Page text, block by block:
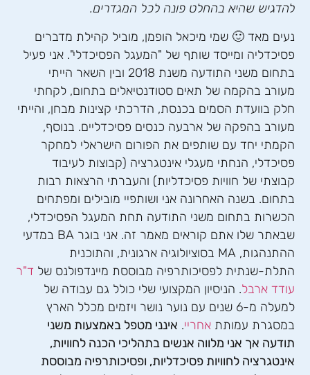
להדגיש שהיא בהחלט פונה לכל המגדרים.
נעים מאד 🙂 שמי מיכאל הופמן, מוביל קהילת מדברים
פסיכדליה ומייסד שותף של "המעגל הפסיכדלי". אני פעיל
בתחום משני התודעה משנת 2018 ובין השאר הייתי
מעורב בהקמה של תאים סטודנטיאלים בתחום, לקחתי
חלק בוועדת הסמים בכנסת, הדרכתי קצינות מבחן, והייתי
מעורב בהפקה של ארבעה כנסים פסיכדליים. בנוסף,
הקמתי יחד עם שותפים את הפורום הישראלי למחקר
פסיכדלי, הנחתי מעגלי אינטגרציה (קבוצות לעיבוד
קבוצתי של חוויות פסיכדליות) והעברתי הרצאות רבות
בתחום. בשנה האחרונה אני ושותפיי מובילים ומפתחים
הכשרות בתחום משני התודעה תחת המעגל הפסיכדלי,
שבאתר שלו אתם קוראים מאמר זה. אני בוגר BA במדעי
ההתנהגות, MA בסוציולוגיה ארגונית, והתוכנית
התלת-שנתית לפסיכותרפיה מבוססת מיינדפולנס של ד"ר
עודד ארבל. הניסיון המקצועי שלי כולל גם עבודה של
למעלה מ-6 שנים עם נוער נושר ויזמים מכלל הארץ
במסגרת עמותת אחריי. אינני מטפל באמצעות משני
תודעה אך אני מלווה אנשים בתהליכי הכנה לחוויות,
אינטגרציה לחוויות פסיכדליות, ופסיכותרפיה מבוססת